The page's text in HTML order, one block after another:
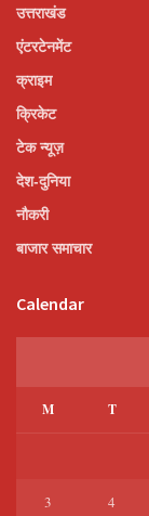
उत्तराखंड
एंटरटेनमेंट
क्राइम
क्रिकेट
टेक न्यूज़
देश-दुनिया
नौकरी
बाजार समाचार
Calendar
M T
3 4